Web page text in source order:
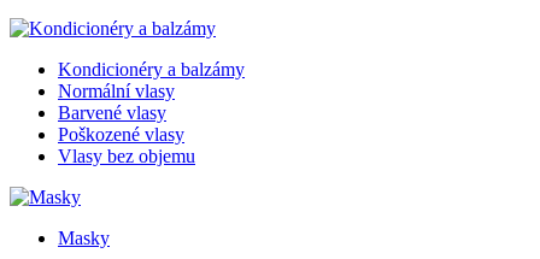
Kondicionéry a balzámy
Normální vlasy
Barvené vlasy
Poškozené vlasy
Vlasy bez objemu
Masky